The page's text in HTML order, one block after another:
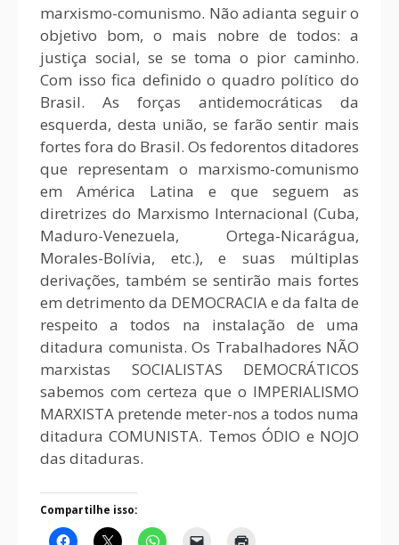
marxismo-comunismo. Não adianta seguir o
objetivo bom, o mais nobre de todos: a
justiça social, se se toma o pior caminho.
Com isso fica definido o quadro político do
Brasil. As forças antidemocráticas da
esquerda, desta união, se farão sentir mais
fortes fora do Brasil. Os fedorentos ditadores
que representam o marxismo-comunismo
em América Latina e que seguem as
diretrizes do Marxismo Internacional (Cuba,
Maduro-Venezuela, Ortega-Nicarágua,
Morales-Bolívia, etc.), e suas múltiplas
derivações, também se sentirão mais fortes
em detrimento da DEMOCRACIA e da falta de
respeito a todos na instalação de uma
ditadura comunista. Os Trabalhadores NÃO
marxistas SOCIALISTAS DEMOCRÁTICOS
sabemos com certeza que o IMPERIALISMO
MARXISTA pretende meter-nos a todos numa
ditadura COMUNISTA. Temos ÓDIO e NOJO
das ditaduras.
Compartilhe isso: